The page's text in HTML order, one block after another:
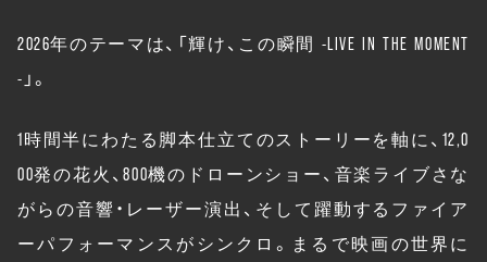
2026年のテーマは、「輝け、この瞬間 -LIVE IN THE MOMENT
-」。
1時間半にわたる脚本仕立てのストーリーを軸に、12,0
00発の花火、800機のドローンショー、音楽ライブさな
がらの音響・レーザー演出、そして躍動するファイア
ーパフォーマンスがシンクロ。まるで映画の世界に